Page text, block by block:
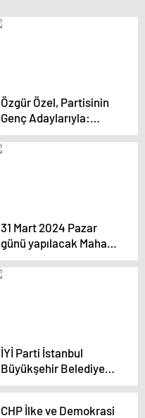
Özgür Özel, Partisinin
Genç Adaylarıyla:
“Onlara Güvenmek, Yol
Açmak, İmkan
31 Mart 2024 Pazar
günü yapılacak Mahalli
İdareler Genel
Seçimlerine 15 gün
İYİ Parti İstanbul
Büyükşehir Belediye
Başkan Adayı Buğra
ittifaklardan çekildiğini
CHP İlke ve Demokrasi